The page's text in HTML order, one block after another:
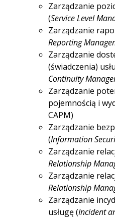
Zarządzanie
(Service Level
Zarządzanie
Reporting
Zarządzanie
(świadczenia)
Continuity
Zarządzanie
pojemnością i
CAPM)
Zarządzanie
(Information
Zarządzanie
Relationship
Zarządzanie
Relationship
Zarządzanie
usługę (Incident